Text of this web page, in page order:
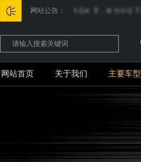
网站公告：
诚信为本，市场永远在变，诚信永远不变
网站首页 关于我们 主要车型